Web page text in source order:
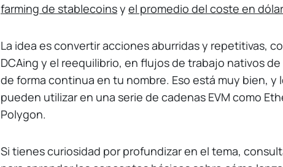
farming de stablecoinsy el promedio del coste en
La idea es convertir acciones aburridas y repetitivas,
DCAing y el reequilibrio, en flujos de trabajo nativos
de forma continua en tu nombre. Eso está muy bien, y
pueden utilizar en una serie de cadenas EVM como
Polygon.
Si tienes curiosidad por profundizar en el tema,